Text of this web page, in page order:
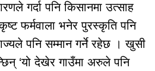
गर्दा पनि किसानमा उत्साह
फर्मवाला भनेर पुरस्कृति पनि
पनि सम्मान गर्ने रहेछ । खुसी
‘यो देखेर गाउँमा अरुले पनि